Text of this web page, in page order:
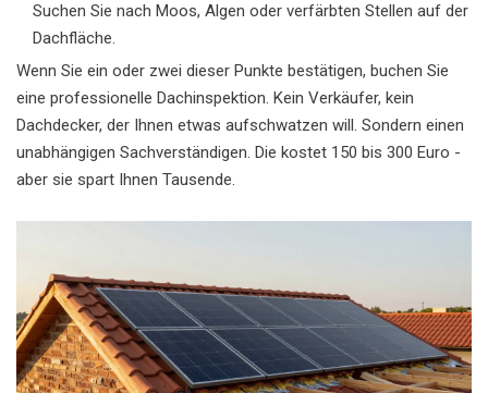
Suchen Sie nach Moos, Algen oder verfärbten Stellen auf der
Dachfläche.
Wenn Sie ein oder zwei dieser Punkte bestätigen, buchen Sie
eine professionelle Dachinspektion. Kein Verkäufer, kein
Dachdecker, der Ihnen etwas aufschwatzen will. Sondern einen
unabhängigen Sachverständigen. Die kostet 150 bis 300 Euro -
aber sie spart Ihnen Tausende.